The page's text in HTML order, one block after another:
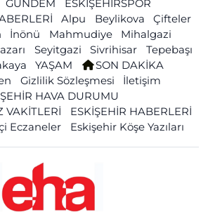
GÜNDEM
ESKİŞEHİRSPOR
Alpu Beylikova
Çifteler
İnönü Mahmudiye
Mihalgazi
Seyitgazi Sivrihisar
Tepebaşı
YAŞAM
SON DAKİKA
Gizlilik Sözleşmesi
İletişim
HAVA DURUMU
VAKİTLERİ
ESKİŞEHİR HABERLERİ
Eczaneler
Eskişehir Köşe Yazıları